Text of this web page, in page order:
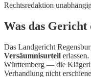
Rechtsredaktion
Was das Gericht
Das Landgericht
Versäumnisurteil
Württemberg — die
Verhandlung nicht